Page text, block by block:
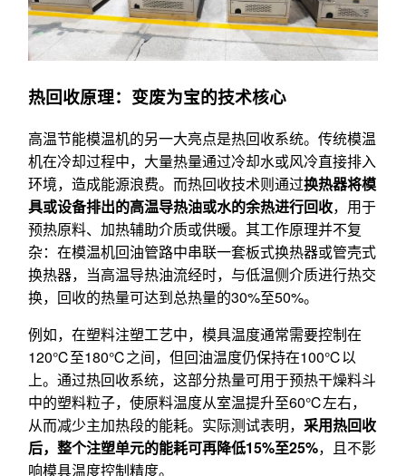
热回收原理：变废为宝的技术核心
高温节能模温机的另一大亮点是热回收系统。传统模温
机在冷却过程中，大量热量通过冷却水或风冷直接排入
环境，造成能源浪费。而热回收技术则通过换热器将模
具或设备排出的高温导热油或水的余热进行回收，用于
预热原料、加热辅助介质或供暖。其工作原理并不复
杂：在模温机回油管路中串联一套板式换热器或管壳式
换热器，当高温导热油流经时，与低温侧介质进行热交
换，回收的热量可达到总热量的30%至50%。
例如，在塑料注塑工艺中，模具温度通常需要控制在
120℃至180℃之间，但回油温度仍保持在100℃以
上。通过热回收系统，这部分热量可用于预热干燥料斗
中的塑料粒子，使原料温度从室温提升至60℃左右，
从而减少主加热段的能耗。实际测试表明， 采用热回收
后，整个注塑单元的能耗可再降低15%至25%，且不影
响模具温度控制精度。